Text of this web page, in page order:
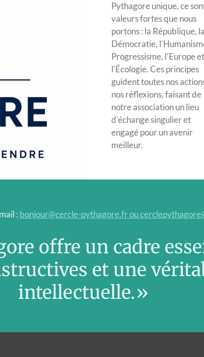
Pythagore unique, ce
valeurs fortes que nous
portons : la République, la
Démocratie,
Progressisme, l'Europe et
l'Écologie. Ces principes
guident toutes nos
nos réflexions, faisant de
notre association un lieu
d'échange singulier et
engagé pour un avenir
meilleur.
: bonjour@cercle-pythagore.fr ou
offre un cadre
et une
intellectuelle.»